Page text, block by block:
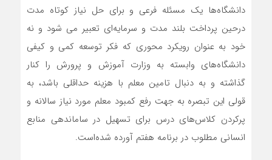
دانشگاه‎‌ها یک مسئله فرعی و برای حل نیاز کوتاه مدت
درحین پرداخت بلند مدت و سرمایه‌ای تعبیر می شود و نه
خود به عنوان رویکرد محوری که فکر توسعه کمی و کیفی
دانشگاه‌های وابسته به وزارت آموزش و پرورش را کنار
گذاشته و به دنبال تامین معلم با هزینه حداقلی باشد، به
قولی این تبصره به جهت رفع کمبود معلم مورد نیاز سالانه و
پرکردن کلاس‌های درس برای تسهیل در ساماندهی منابع
انسانی مطلوب در برنامه هفتم آورده شده‌است.